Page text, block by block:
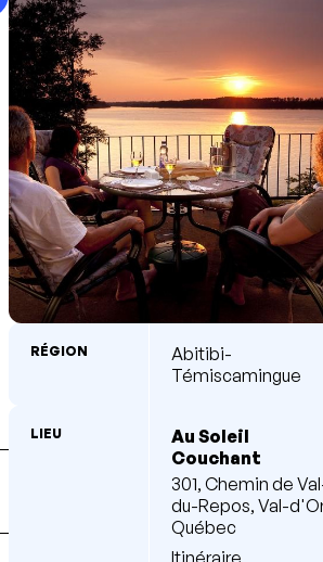
RÉGION
Abitibi-
Témiscamingue
LIEU
Au Soleil
Couchant
301, Chemin de
du-Repos, Val-
Québec
Itinéraire